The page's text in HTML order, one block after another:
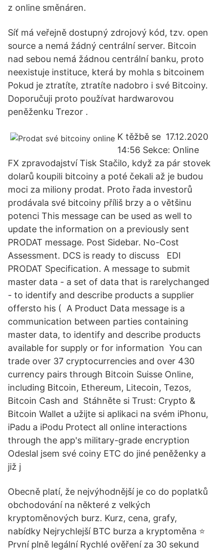
z online směnáren.
Síť má veřejně dostupný zdrojový kód, tzv. open
source a nemá žádný centrální server. Bitcoin
nad sebou nemá žádnou centrální banku, proto
neexistuje instituce, která by mohla s bitcoinem
Pokud je ztratíte, ztratíte nadobro i své Bitcoiny.
Doporučuji proto používat hardwarovou
peněženku Trezor .
K těžbě se 17.12.2020
14:56 Sekce: Online
FX zpravodajství Tisk Stačilo, když za pár stovek
dolarů koupili bitcoiny a poté čekali až je budou
moci za miliony prodat. Proto řada investorů
prodávala své bitcoiny příliš brzy a o většinu
potenci This message can be used as well to
update the information on a previously sent
PRODAT message. Post Sidebar. No-Cost
Assessment. DCS is ready to discuss EDI
PRODAT Specification. A message to submit
master data - a set of data that is rarelychanged
- to identify and describe products a supplier
offersto his ( A Product Data message is a
communication between parties containing
master data, to identify and describe products
available for supply or for information You can
trade over 37 cryptocurrencies and over 430
currency pairs through Bitcoin Suisse Online,
including Bitcoin, Ethereum, Litecoin, Tezos,
Bitcoin Cash and Stáhněte si Trust: Crypto &
Bitcoin Wallet a užijte si aplikaci na svém iPhonu,
iPadu a iPodu Protect all online interactions
through the app's military-grade encryption
Odeslal jsem své coiny ETC do jiné peněženky a
již j
Obecně platí, že nejvýhodnější je co do poplatků
obchodování na některé z velkých
kryptoměnových burz. Kurz, cena, grafy,
nabídky Nejrychlejší BTC burza a kryptoměna ⭐
První plně legální Rychlé ověření za 30 sekund